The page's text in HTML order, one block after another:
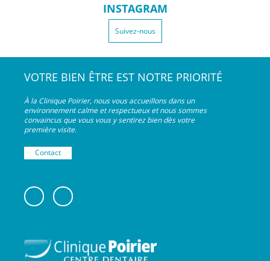
INSTAGRAM
Suivez-nous
VOTRE BIEN ÊTRE EST NOTRE PRIORITÉ
À la Clinique Poirier, nous vous accueillons dans un
environnement calme et respectueux et nous sommes
convaincus que vous vous y sentirez bien dès votre
première visite.
Contact